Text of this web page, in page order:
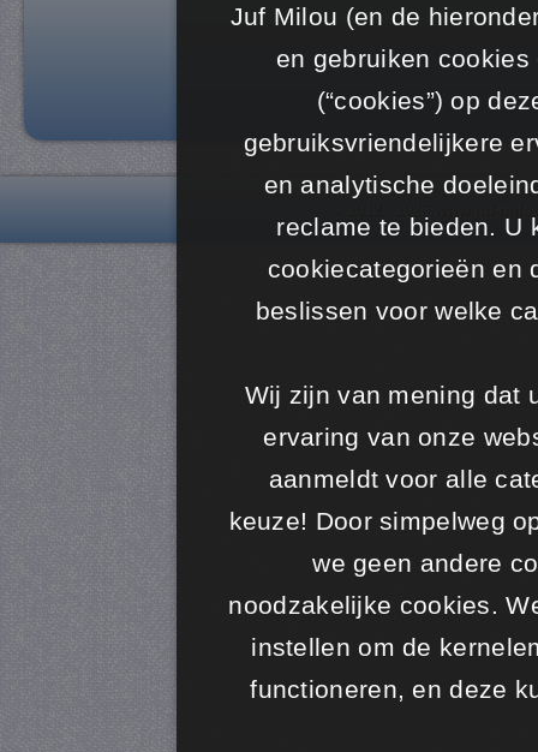
Juf Milou (en de
en gebruiken
(“cookies”) op
gebruiksvriendelijkere
en analytische
reclame te bieden. U
cookiecategorieën en
beslissen voor welke
Wij zijn van mening dat
ervaring van onze
aanmeldt voor alle
keuze! Door simpelweg
we geen andere
noodzakelijke cookies.
instellen om de
functioneren, en deze